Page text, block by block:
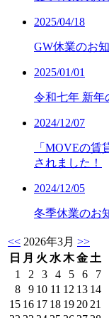
2025/04/18
GW休業のお
2025/01/01
令和七年 新年
2024/12/07
「MOVEの賃
されました！
2024/12/05
冬季休業のお
<< 2026年3月 >>
日 月 火 水木金土
1
2 3 4 5 6
7
8
9 10 11 12 13 14
15 16 17 18 192021